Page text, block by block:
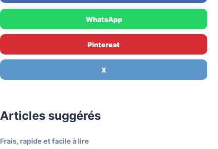
WhatsApp
Pinterest
X
Articles suggérés
Frais, rapide et facile à lire